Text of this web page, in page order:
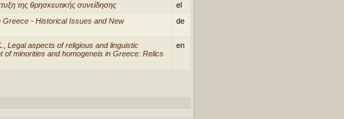
της θρησκευτικής συνείδησης
el
Greece - Historical Issues and New
de
Legal aspects of religious and linguistic
of minorities and homogeneis in Greece: Relics
en